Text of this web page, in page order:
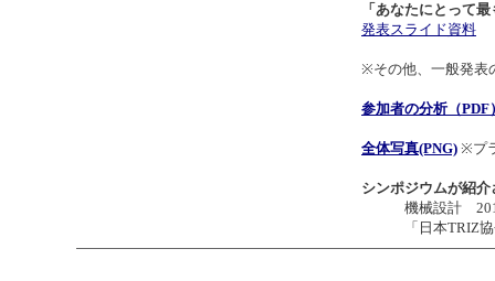
「あなたにとって
発表スライド資料
※その他、一般発表
参加者の分析（PDF
全体写真(PNG) ※プ
シンポジウムが紹
機械設計 2017年
「日本TRIZ協会